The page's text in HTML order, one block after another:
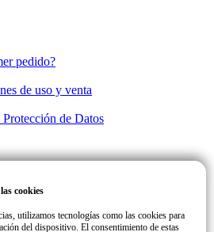
pedido?
de uso y venta
de Datos
para cualquier consulta o incidencia
cookies
utilizamos tecnologías como las cookies para
del dispositivo. El consentimiento de estas